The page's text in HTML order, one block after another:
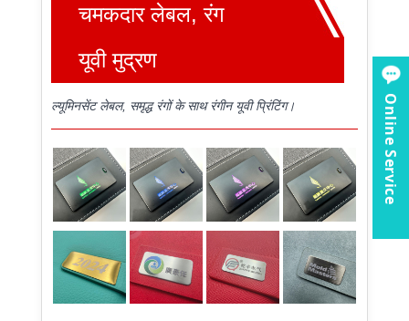
चमकदार लेबल, रंग
यूवी मुद्रण
ल्यूमिनसेंट लेबल, समृद्ध रंगों के साथ रंगीन यूवी प्रिंटिंग। Online Service